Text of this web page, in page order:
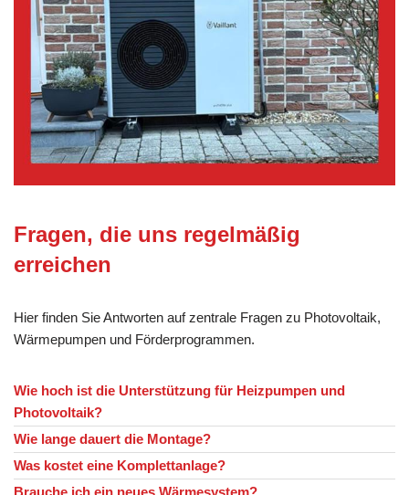
Fragen, die uns regelmäßig
erreichen
Hier finden Sie Antworten auf zentrale Fragen zu Photovoltaik,
Wärmepumpen und Förderprogrammen.
Wie hoch ist die Unterstützung für Heizpumpen und
Photovoltaik?
Wie lange dauert die Montage?
Was kostet eine Komplettanlage?